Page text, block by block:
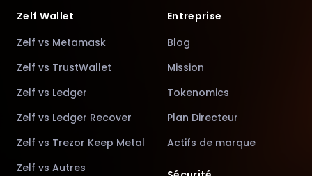
Zelf Wallet
Zelf vs Metamask
Zelf vs TrustWallet
Zelf vs Ledger
Zelf vs Ledger Recover
Zelf vs Trezor Keep Metal
Zelf vs Autres
Entreprise
Blog
Mission
Tokenomics
Plan Directeur
Actifs de marque